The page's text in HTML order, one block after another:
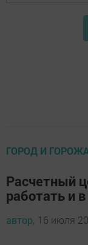
ГОРОД И
Расчетный
работать и
автор, 16 июля